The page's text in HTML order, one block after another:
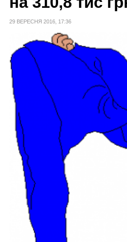
29 ВЕРЕСНЯ 2016, 17:36